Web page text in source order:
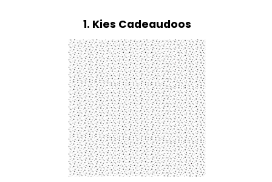
1 Kies Cadeaudoos